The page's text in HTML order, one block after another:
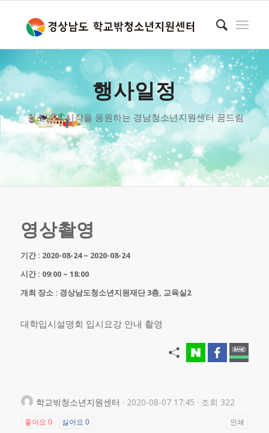
행사일정
청소년의 시작을 응원하는 경남청소년지원센터 꿈드림
영상촬영
기간 : 2020-08-24 ~ 2020-08-24
시간 : 09:00 ~ 18:00
개최 장소 : 경상남도청소년지원재단 3층, 교육실2
대학입시설명회 입시요강 안내 촬영
학교밖청소년지원센터 · 2020-08-07 17:45 · 조회 322
좋아요 0 싫어요 0 인쇄